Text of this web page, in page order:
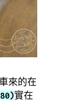
來的在
實在